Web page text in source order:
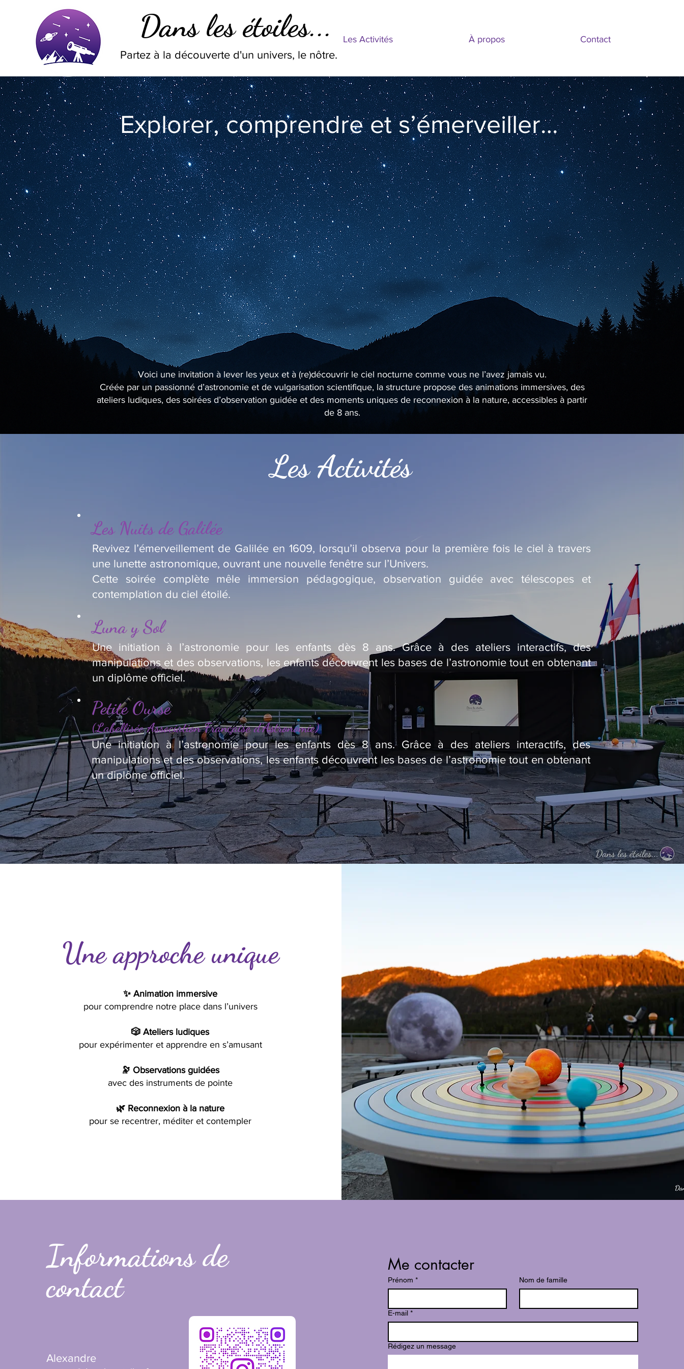
Dans les étoiles...
Partez à la découverte d'un univers, le nôtre.
Les Activités À propos Contact
Explorer, comprendre et s’émerveiller…
Voici une invitation à lever les yeux et à (re)découvrir le ciel nocturne comme vous ne l’avez jamais vu.
Créée par un passionné d’astronomie et de vulgarisation scientifique, la structure propose des animations immersives, des
ateliers ludiques, des soirées d’observation guidée et des moments uniques de reconnexion à la nature, accessibles à partir
de 8 ans.
Les Activités
Les Nuits de Galilée
Revivez l’émerveillement de Galilée en 1609, lorsqu’il observa pour la première fois le ciel à travers
une lunette astronomique, ouvrant une nouvelle fenêtre sur l’Univers.
Cette soirée complète mêle immersion pédagogique, observation guidée avec télescopes et
contemplation du ciel étoilé.
Luna y Sol
Une initiation à l’astronomie pour les enfants dès 8 ans. Grâce à des ateliers interactifs, des
manipulations et des observations, les enfants découvrent les bases de l’astronomie tout en obtenant
un diplôme officiel.
Petite Ourse
(Labellisée Association Française d’Astronomie)
Une initiation à l’astronomie pour les enfants dès 8 ans. Grâce à des ateliers interactifs, des
manipulations et des observations, les enfants découvrent les bases de l’astronomie tout en obtenant
un diplôme officiel.
Une approche unique
✨ Animation immersive
pour comprendre notre place dans l’univers
🎲 Ateliers ludiques
pour expérimenter et apprendre en s’amusant
🔭 Observations guidées
avec des instruments de pointe
🌿 Reconnexion à la nature
pour se recentrer, méditer et contempler
Informations de
contact
Alexandre
Me contacter
Prénom * Nom de famille
E-mail *
Rédigez un message